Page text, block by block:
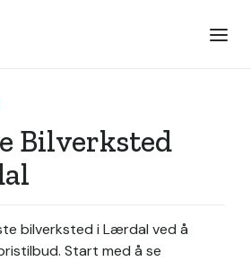
Bilverksted
bilverksted i Lærdal ved å
Start med å se